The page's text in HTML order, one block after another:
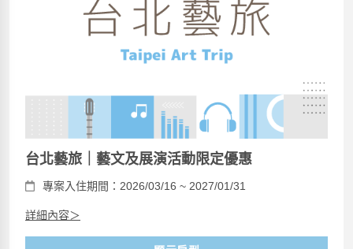
台北藝旅｜藝文及展演活動限定優惠
專案入住期間：2026/03/16 ~ 2027/01/31
詳細內容＞